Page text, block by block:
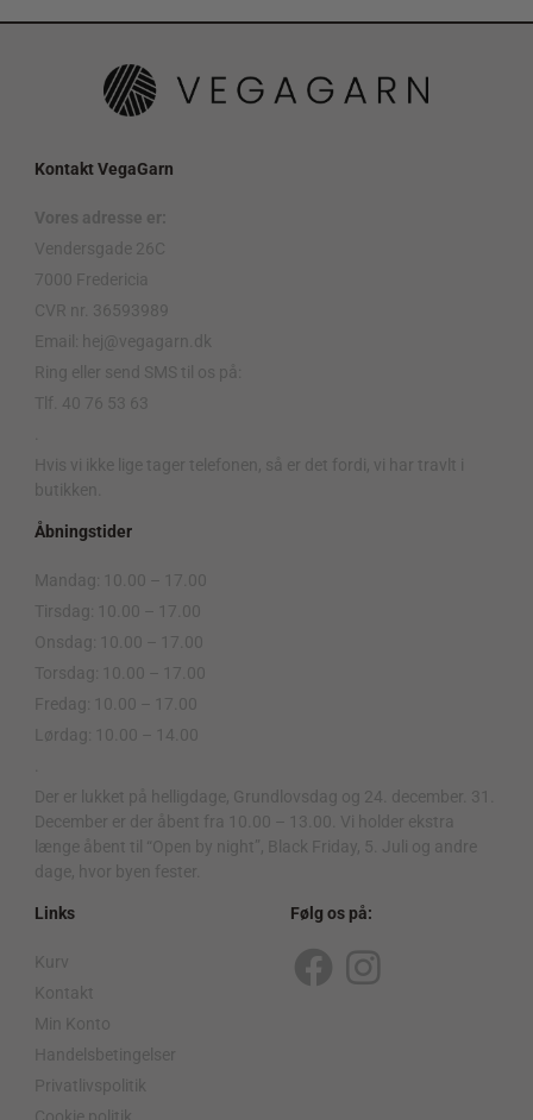
Kontakt VegaGarn
Vores adresse er:
Vendersgade 26C
7000 Fredericia
CVR nr. 36593989
Email: hej@vegagarn.dk
Ring eller send SMS til os på:
Tlf. 40 76 53 63
Hvis vi ikke lige tager telefonen, så er det fordi, vi har travlt i
butikken.
Åbningstider
Mandag: 10.00 – 17.00
Tirsdag: 10.00 – 17.00
Onsdag: 10.00 – 17.00
Torsdag: 10.00 – 17.00
Fredag: 10.00 – 17.00
Lørdag: 10.00 – 14.00
Der er lukket på helligdage, Grundlovsdag og 24. december. 31.
December er der åbent fra 10.00 – 13.00. Vi holder ekstra
længe åbent til “Open by night”, Black Friday, 5. Juli og andre
dage, hvor byen fester.
Links
Kurv
Kontakt
Min Konto
Handelsbetingelser
Privatlivspolitik
Følg os på:
F
I